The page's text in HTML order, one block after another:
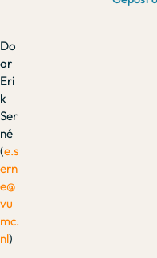
Do
or
Eri
k
Ser
né
(e.s
ern
e@
vu
mc.
nl)